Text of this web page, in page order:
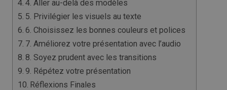
4. Aller au-delà des modèles
5. Privilégier les visuels au texte
6. Choisissez les bonnes couleurs et polices
7. Améliorez votre présentation avec l’audio
8. Soyez prudent avec les transitions
9. Répétez votre présentation
Réflexions Finales